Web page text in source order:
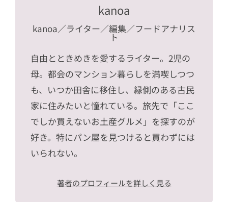
kanoa
kanoa／ライター／編集／フードアナリス
ト
自由とときめきを愛するライター。2児の
母。都会のマンション暮らしを満喫しつつ
も、いつか田舎に移住し、縁側のある古民
家に住みたいと憧れている。旅先で「ここ
でしか買えないお土産グルメ」を探すのが
好き。特にパン屋を見つけると買わずには
いられない。
著者のプロフィールを詳しく見る